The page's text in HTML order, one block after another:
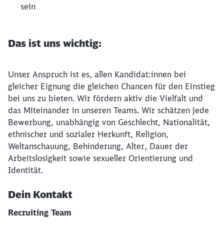
sein
Das ist uns wichtig:
Unser Anspruch ist es, allen Kandidat:innen bei
gleicher Eignung die gleichen Chancen für den Einstieg
bei uns zu bieten. Wir fördern aktiv die Vielfalt und
das Miteinander in unseren Teams. Wir schätzen jede
Bewerbung, unabhängig von Geschlecht, Nationalität,
ethnischer und sozialer Herkunft, Religion,
Weltanschauung, Behinderung, Alter, Dauer der
Arbeitslosigkeit sowie sexueller Orientierung und
Identität.
Dein Kontakt
Recruiting Team